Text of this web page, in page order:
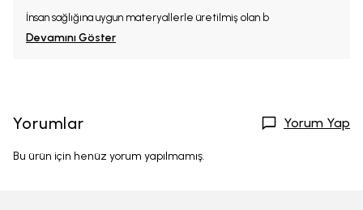
İnsan sağlığına uygun materyallerle üretilmiş olan b
Devamını Göster
Yorumlar Yorum Yap
Bu ürün için henüz yorum yapılmamış.